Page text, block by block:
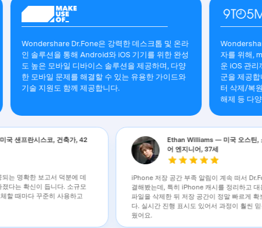
Dr.Fone은 강력한 데스크톱 및 온라
루션을 통해 Android와 iOS 기기를 위한 완성
은 모바일 디바이스 솔루션을 제공하며, 다양
바일 문제를 해결할 수 있는 유용한 가이드와
지원도 함께 제공합니다.
Wondershare의
자를 위해, macOS
운 iOS 관리까지 지
군을 제공합니다. 데
터 삭제/복원, 시스
해제 등 다양한 기능
— 미국 샌프란시스코, 건축가, 42
때마다 제공되는 명확한 보고서 덕분에 데
완전히 사라졌다는 확신이 듭니다. 소규모
서 기기를 교체할 때마다 꾸준히 사용하고
Ethan Williams —
어 엔지니어, 37세
iPhone 저장 공간 부족 알림이
결해봤는데, 특히 iPhone 캐시
파일을 삭제한 뒤 저장 공간이
다. 실시간 진행 표시도 있어서